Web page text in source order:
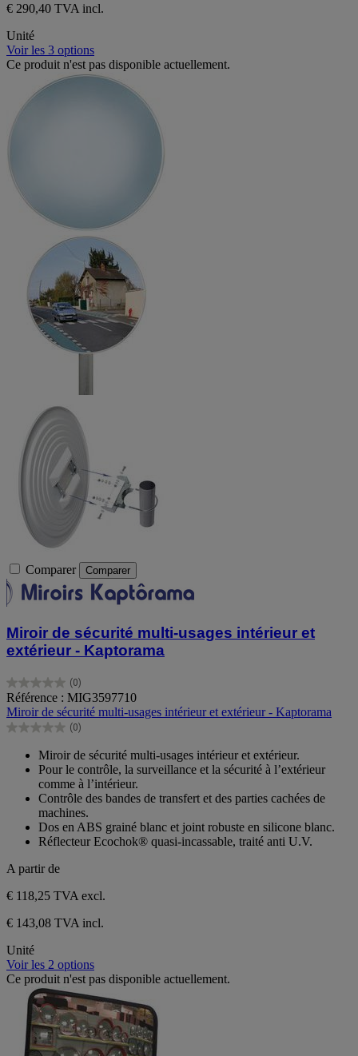
€ 290,40 TVA incl.
Unité
Voir les 3 options
Ce produit n'est pas disponible actuellement.
Comparer Comparer
Miroir de sécurité multi-usages intérieur et
extérieur - Kaptorama
(0)
0.0
sur
5
étoiles.
Référence : MIG3597710
Miroir de sécurité multi-usages intérieur et extérieur - Kaptorama
(0)
0.0
étoiles.
Miroir de sécurité multi-usages intérieur et extérieur.
Pour le contrôle, la surveillance et la sécurité à l’extérieur
comme à l’intérieur.
Contrôle des bandes de transfert et des parties cachées de
machines.
Dos en ABS grainé blanc et joint robuste en silicone blanc.
Réflecteur Ecochok® quasi-incassable, traité anti U.V.
A partir de
€ 118,25 TVA excl.
€ 143,08 TVA incl.
Unité
Voir les 2 options
Ce produit n'est pas disponible actuellement.